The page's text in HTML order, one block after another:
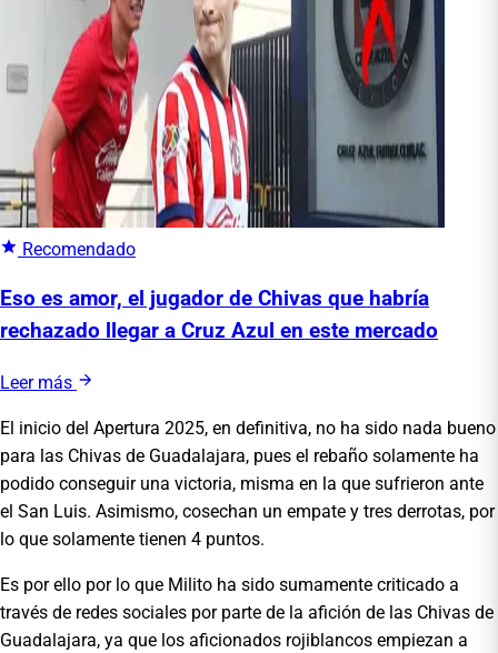
Recomendado
Eso es amor, el jugador de Chivas que habría
rechazado llegar a Cruz Azul en este mercado
Leer más
El inicio del Apertura 2025, en definitiva, no ha sido nada bueno
para las Chivas de Guadalajara, pues el rebaño solamente ha
podido conseguir una victoria, misma en la que sufrieron ante
el San Luis. Asimismo, cosechan un empate y tres derrotas, por
lo que solamente tienen 4 puntos.
Es por ello por lo que Milito ha sido sumamente criticado a
través de redes sociales por parte de la afición de las Chivas de
Guadalajara, ya que los aficionados rojiblancos empiezan a